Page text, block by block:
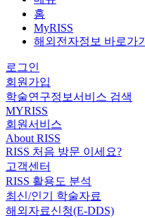
홈
MyRISS
해외전자정보 바로가기
로그인
회원가입
학술연구정보서비스 검색
MYRISS
회원서비스
About RISS
RISS 처음 방문 이세요?
고객센터
RISS 활용도 분석
최신/인기 학술자료
해외자료신청(E-DDS)